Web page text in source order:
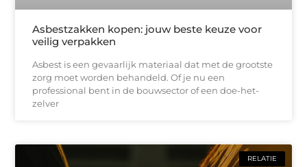
Asbestzakken kopen: jouw beste keuze voor
veilig verpakken
Asbest is een gevaarlijk materiaal dat met de grootste
zorg moet worden behandeld. Of je nu een
professional bent in de bouwsector of een doe-het-
zelver
RELATIE